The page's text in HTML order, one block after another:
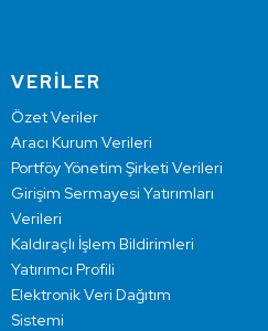
VERİLER
Özet Veriler
Aracı Kurum Verileri
Portföy Yönetim Şirketi Verileri
Girişim Sermayesi Yatırımları
Verileri
Kaldıraçlı İşlem Bildirimleri
Yatırımcı Profili
Elektronik Veri Dağıtım
Sistemi